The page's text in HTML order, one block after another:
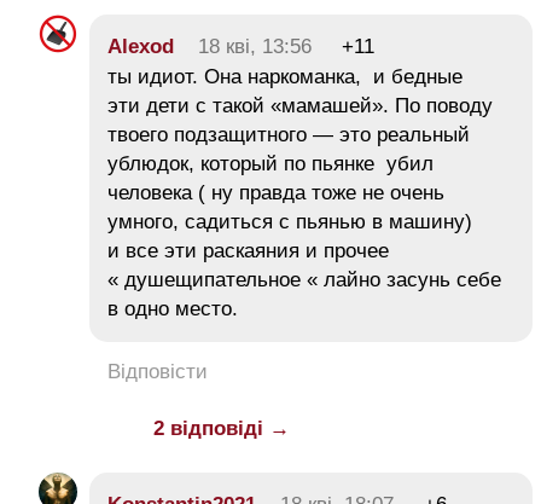
Alexod 18 кві, 13:56
+11
ты идиот. Она наркоманка, и бедные
эти дети с такой «мамашей». По поводу
твоего подзащитного — это реальный
ублюдок, который по пьянке убил
человека ( ну правда тоже не очень
умного, садиться с пьянью в машину)
и все эти раскаяния и прочее
« душещипательное « лайно засунь себе
в одно место.
Відповісти
2 відповіді →